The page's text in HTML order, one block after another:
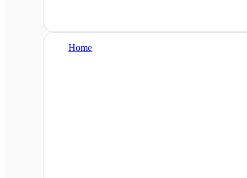
Home